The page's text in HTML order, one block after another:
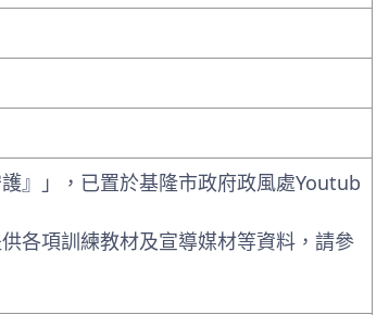
』」，已置於基隆市政府政風處Youtub
各項訓練教材及宣導媒材等資料，請參